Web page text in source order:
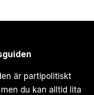
är partipolitiskt
du kan alltid lita